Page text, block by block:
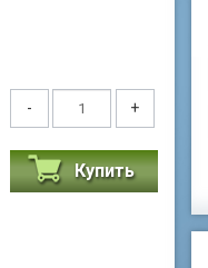
- +
Купить